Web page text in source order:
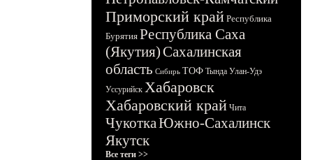
Приморский край Республика
Бурятия Республика Саха
(Якутия)Сахалинская
область Сибирь ТОФ Тында Улан-Удэ
Уссурийск Хабаровск
Хабаровский край Чита
ЧукоткаЮжно-Сахалинск
Якутск
Все теги >>